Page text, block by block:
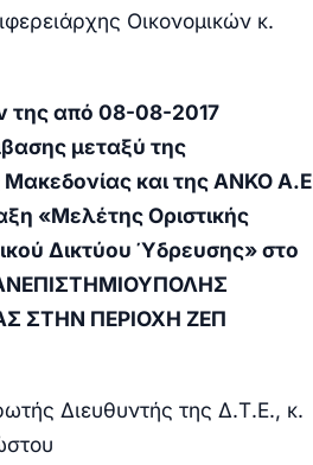
Οικονομικών κ.
της από 08-08-2017
μεταξύ της
Μακεδονίας και της ΑΝΚΟ Α.Ε
«Μελέτης Οριστικής
Δικτύου Ύδρευσης» στο
ΣΤΗΝ ΠΕΡΙΟΧΗ ΖΕΠ
Διευθυντής της Δ.Τ.Ε., κ.